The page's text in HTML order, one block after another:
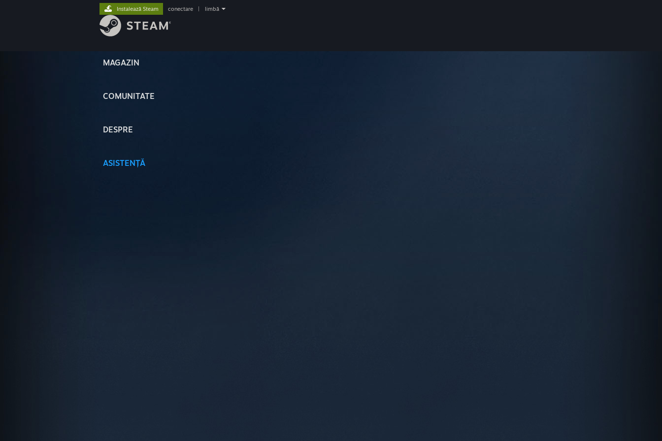
MAGAZIN
COMUNITATE
DESPRE
ASISTENȚĂ
Instalează Steam conectare limbă